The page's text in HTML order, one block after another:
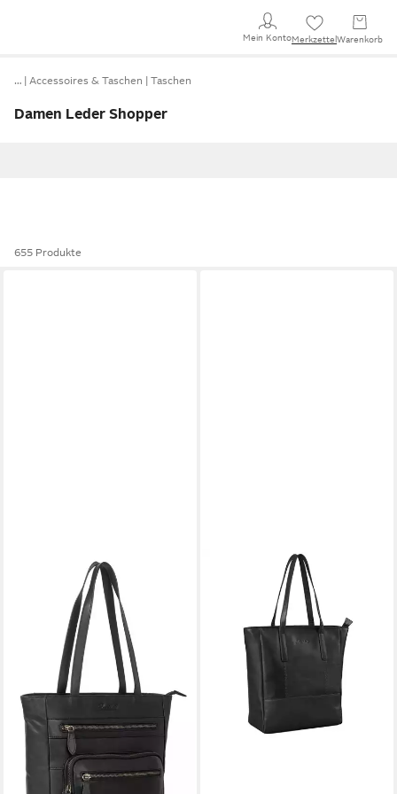
Mein KontoMerkzettel Warenkorb
… Accessoires & Taschen Taschen
Damen Leder Shopper
655 Produkte